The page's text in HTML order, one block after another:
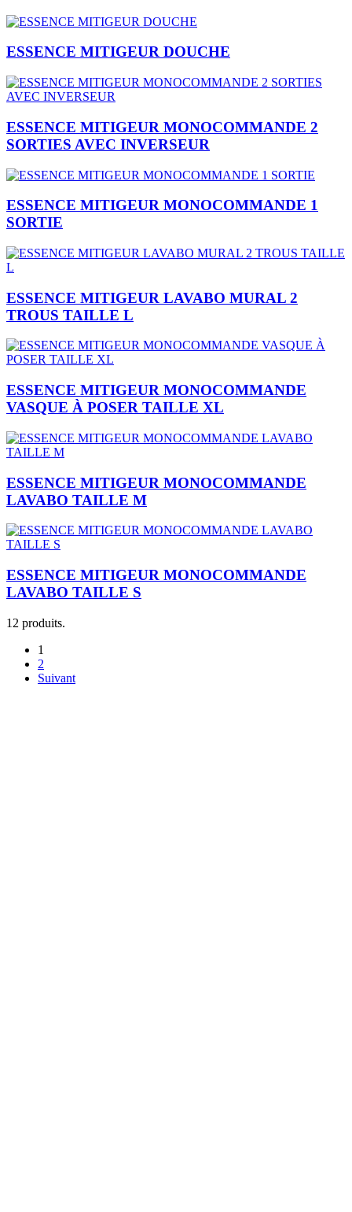
ESSENCE MITIGEUR DOUCHE
ESSENCE MITIGEUR MONOCOMMANDE 2
SORTIES AVEC INVERSEUR
ESSENCE MITIGEUR MONOCOMMANDE 1
SORTIE
ESSENCE MITIGEUR LAVABO MURAL 2
TROUS TAILLE L
ESSENCE MITIGEUR MONOCOMMANDE
VASQUE À POSER TAILLE XL
ESSENCE MITIGEUR MONOCOMMANDE
LAVABO TAILLE M
ESSENCE MITIGEUR MONOCOMMANDE
LAVABO TAILLE S
12 produits.
1
2
Suivant